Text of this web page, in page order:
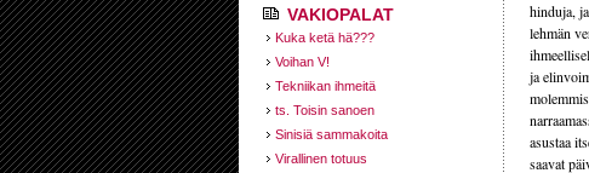
VAKIOPALAT
Kuka ketä hä???
Voihan V!
Tekniikan ihmeitä
ts. Toisin sanoen
Sinisiä sammakoita
Virallinen totuus
hinduja,
lehmän
ja
asustaa
saavat